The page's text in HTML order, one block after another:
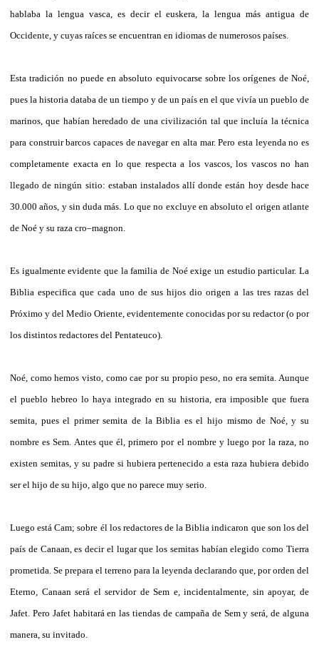
hablaba la lengua vasca, es decir el euskera, la lengua más antigua de
Occidente, y cuyas raíces se encuentran en idiomas de numerosos países.
Esta tradición no puede en absoluto equivocarse sobre los orígenes de Noé,
pues la historia databa de un tiempo y de un país en el que vivía un pueblo de
marinos, que habían heredado de una civilización tal que incluía la técnica
para construir barcos capaces de navegar en alta mar. Pero esta leyenda no es
completamente exacta en lo que respecta a los vascos, los vascos no han
llegado de ningún sitio: estaban instalados allí donde están hoy desde hace
30.000 años, y sin duda más. Lo que no excluye en absoluto el origen atlante
de Noé y su raza cro–magnon.
Es igualmente evidente que la familia de Noé exige un estudio particular. La
Biblia especifica que cada uno de sus hijos dio origen a las tres razas del
Próximo y del Medio Oriente, evidentemente conocidas por su redactor (o por
los distintos redactores del Pentateuco).
Noé, como hemos visto, como cae por su propio peso, no era semita. Aunque
el pueblo hebreo lo haya integrado en su historia, era imposible que fuera
semita, pues el primer semita de la Biblia es el hijo mismo de Noé, y su
nombre es Sem. Antes que él, primero por el nombre y luego por la raza, no
existen semitas, y su padre si hubiera pertenecido a esta raza hubiera debido
ser el hijo de su hijo, algo que no parece muy serio.
Luego está Cam; sobre él los redactores de la Biblia indicaron que son los del
país de Canaan, es decir el lugar que los semitas habían elegido como Tierra
prometida. Se prepara el terreno para la leyenda declarando que, por orden del
Eterno, Canaan será el servidor de Sem e, incidentalmente, sin apoyar, de
Jafet. Pero Jafet habitará en las tiendas de campaña de Sem y será, de alguna
manera, su invitado.